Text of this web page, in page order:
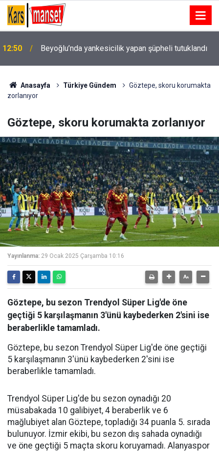
12:50 Beyoğlu’nda yankesicilik yapan şüpheli tutuklandı
12:50 Aliağa Sanat Günleri’ne görkemli başlangıç
Anasayfa Türkiye Gündem
Göztepe, skoru korumakta
zorlanıyor
Göztepe, skoru korumakta zorlanıyor
Yayınlanma: 29 Ocak 2025 Çarşamba 10:16
Göztepe, bu sezon Trendyol Süper Lig'de öne
geçtiği 5 karşılaşmanın 3'ünü kaybederken 2'sini ise
beraberlikle tamamladı.
Göztepe, bu sezon Trendyol Süper Lig'de öne geçtiği
5 karşılaşmanın 3'ünü kaybederken 2'sini ise
beraberlikle tamamladı.
Trendyol Süper Lig'de bu sezon oynadığı 20
müsabakada 10 galibiyet, 4 beraberlik ve 6
mağlubiyet alan Göztepe, topladığı 34 puanla 5. sırada
bulunuyor. İzmir ekibi, bu sezon dış sahada oynadığı
ve öne geçtiği 5 maçta skoru koruyamadı. Alanyaspor